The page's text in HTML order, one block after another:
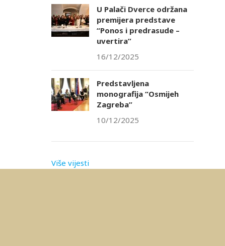
U Palači Dverce održana
premijera predstave
“Ponos i predrasude –
uvertira”
16/12/2025
Predstavljena
monografija “Osmijeh
Zagreba”
10/12/2025
Više vijesti